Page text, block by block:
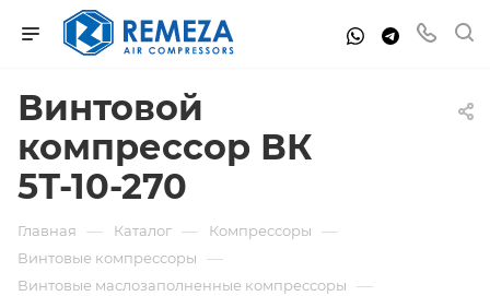
Винтовой
компрессор ВК
5Т-10-270
Главная — Каталог — Компрессоры —
Винтовые компрессоры —
Винтовые маслозаполненные компрессоры —